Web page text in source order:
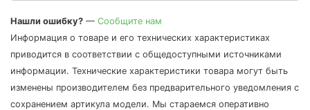
Нашли ошибку? — Сообщите нам
Информация о товаре и его технических характеристиках
приводится в соответствии с общедоступными источниками
информации. Технические характеристики товара могут быть
изменены производителем без предварительного уведомления с
сохранением артикула модели. Мы стараемся оперативно